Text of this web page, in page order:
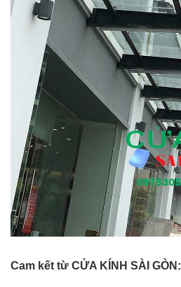
Cam kết từ CỬA KÍNH SÀI GÒN: